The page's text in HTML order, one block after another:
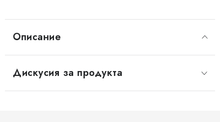
Описание
Дискусия за продукта